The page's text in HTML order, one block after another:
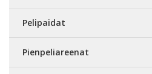
Pelipaidat
Pienpeliareenat